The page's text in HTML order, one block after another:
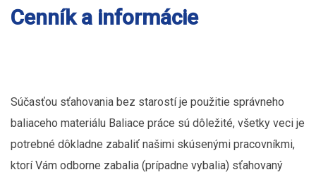
Cenník a informácie
Súčasťou sťahovania bez starostí je použitie správneho
baliaceho materiálu Baliace práce sú dôležité, všetky veci je
potrebné dôkladne zabaliť našimi skúsenými pracovníkmi,
ktorí Vám odborne zabalia (prípadne vybalia) sťahovaný